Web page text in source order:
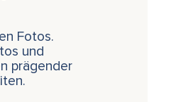
Fotos.
und
prägender